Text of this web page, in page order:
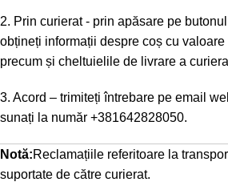
2. Prin curierat - prin apăsare pe
obțineți informații despre coș cu valoare
precum și cheltuielile de livrare a
3. Acord – trimiteți întrebare pe email
sunați la număr +381642828050.
Notă:Reclamațiile referitoare la
suportate de către curierat.